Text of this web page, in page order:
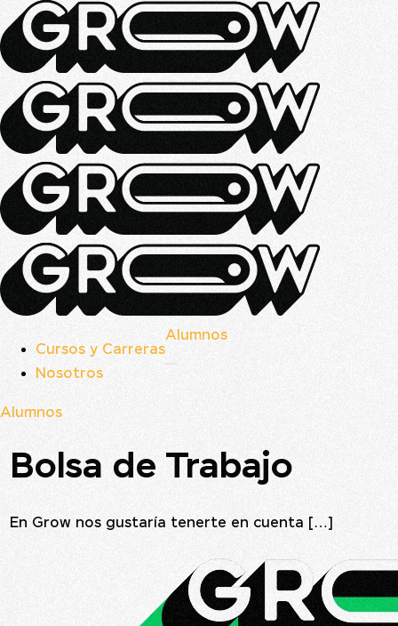
Cursos y Carreras
Nosotros
Alumnos
Alumnos
Bolsa de Trabajo
En Grow nos gustaría tenerte en cuenta […]